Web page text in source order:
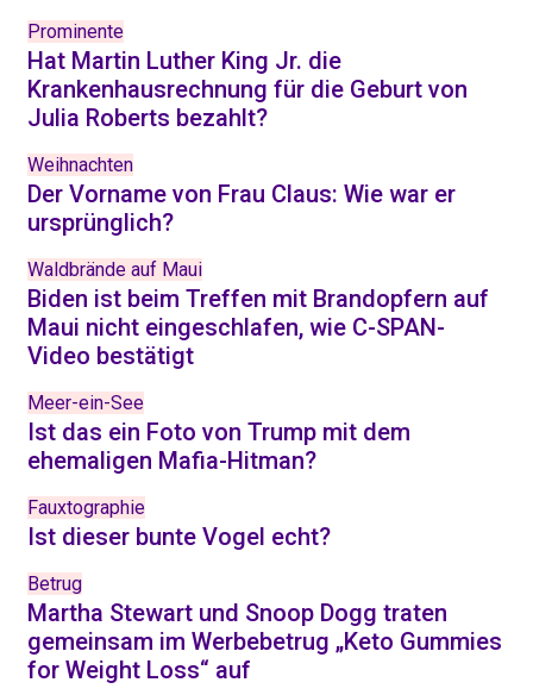
Prominente
Hat Martin Luther King Jr. die
Krankenhausrechnung für die Geburt von
Julia Roberts bezahlt?
Weihnachten
Der Vorname von Frau Claus: Wie war er
ursprünglich?
Waldbrände auf Maui
Biden ist beim Treffen mit Brandopfern auf
Maui nicht eingeschlafen, wie C-SPAN-
Video bestätigt
Meer-ein-See
Ist das ein Foto von Trump mit dem
ehemaligen Mafia-Hitman?
Fauxtographie
Ist dieser bunte Vogel echt?
Betrug
Martha Stewart und Snoop Dogg traten
gemeinsam im Werbebetrug „Keto Gummies
for Weight Loss“ auf